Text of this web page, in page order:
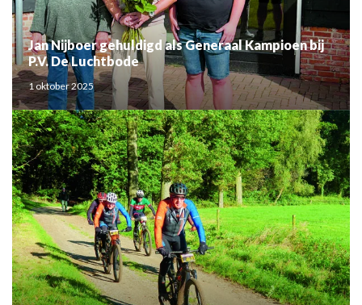
Jan Nijboer gehuldigd als Generaal Kampioen bij
P.V. De Luchtbode
1 oktober 2025